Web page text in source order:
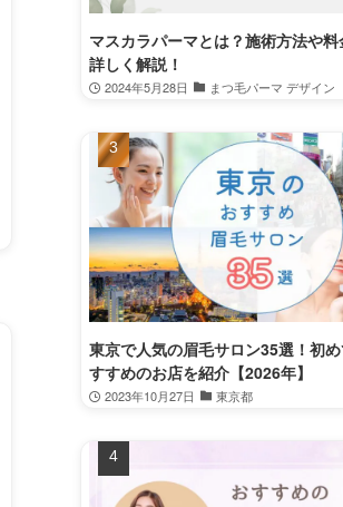
マスカラパーマとは？施術方法や
詳しく解説！
2024年5月28日 まつ毛パーマ デザイン
東京で人気の眉毛サロン35選！初
すすめのお店を紹介【2026年】
2023年10月27日 東京都